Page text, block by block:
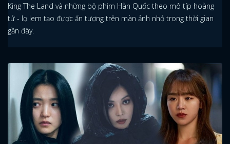
King The Land và những bộ phim Hàn Quốc theo mô típ hoàng
tử - lọ lem tạo được ấn tượng trên màn ảnh nhỏ trong thời gian
gần đây.